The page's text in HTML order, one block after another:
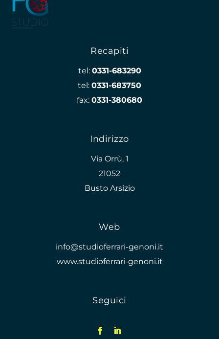
Recapiti
tel: 0331-683290
tel: 0331-683750
fax: 0331-380680
Indirizzo
Via Orrù, 1
21052
Busto Arsizio
Web
info@studioferrari-genoni.it
www.studioferrari-genoni.it
Seguici